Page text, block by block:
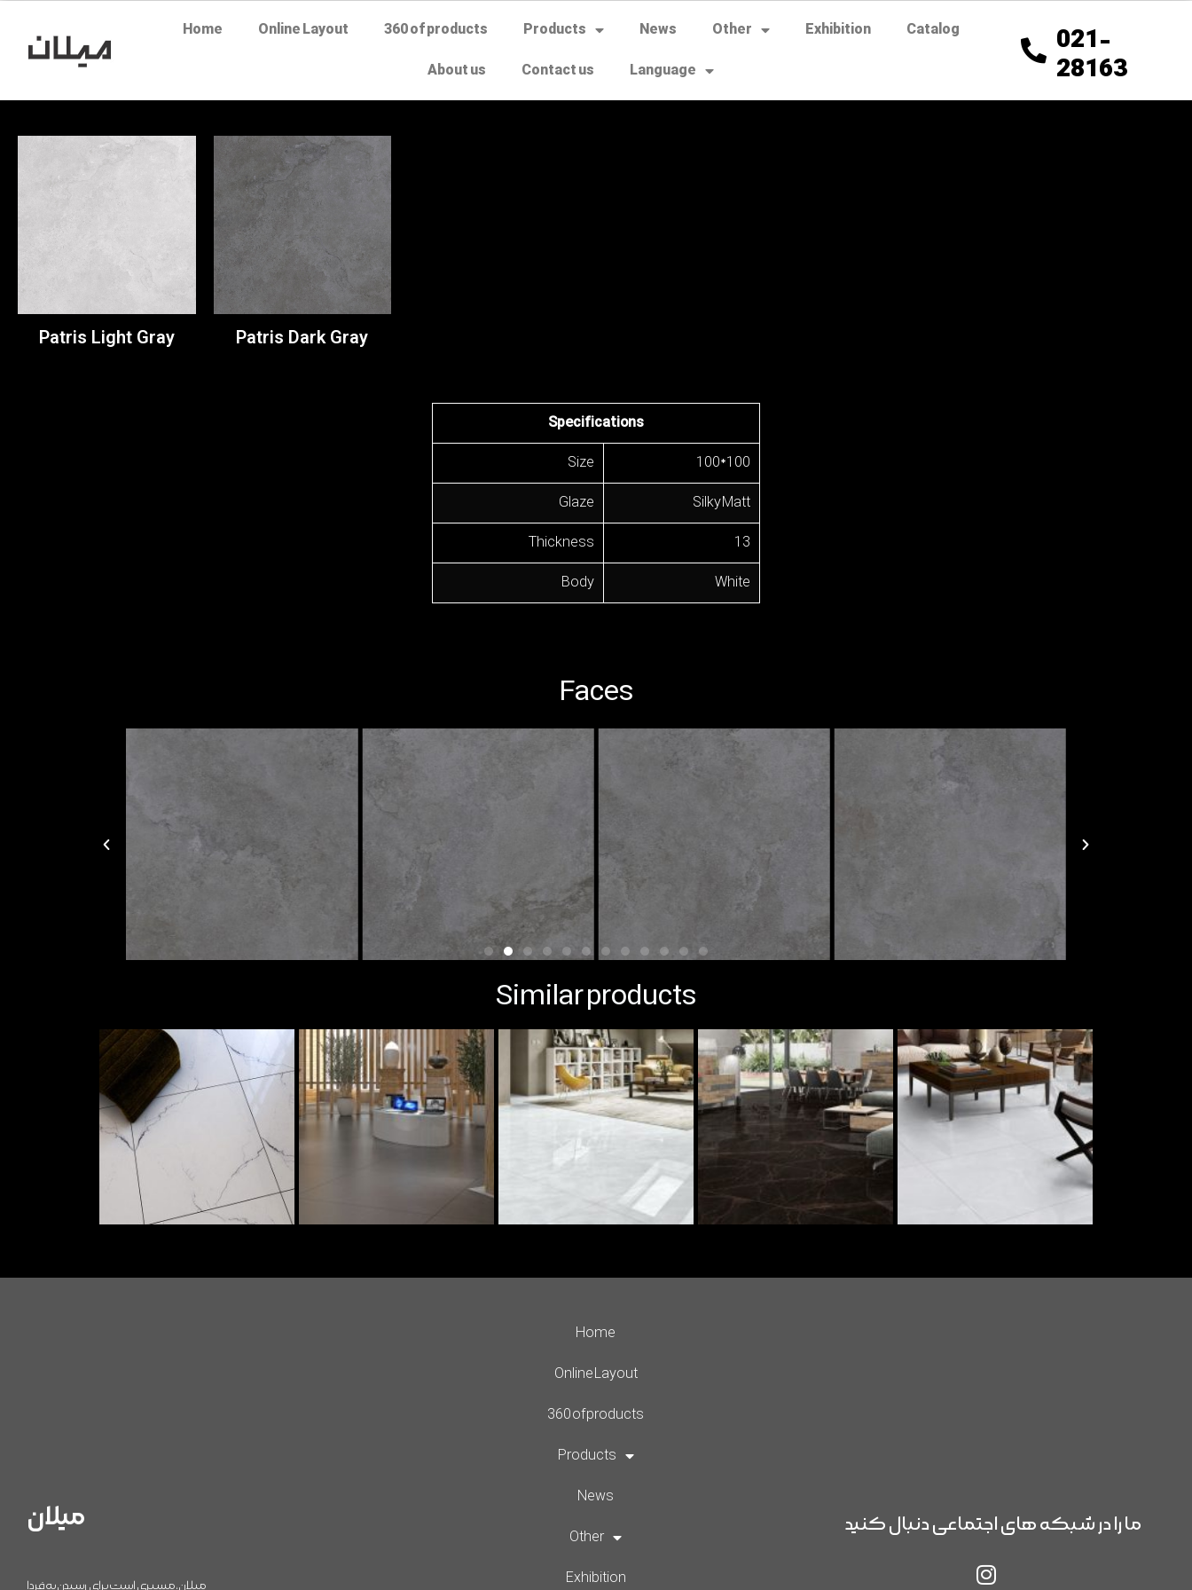
Home Online Layout 360 of products Products News Other Exhibition Catalog
About us Contact us Language
021-
28163
Patris Light Gray Patris Dark Gray
Specifications
Size 100*100
Glaze Silky Matt
Thickness 13
Body White
Faces
Similar products
میلان
میلان، مسیری است برای رسیدن به فردا
Home
Online Layout
360 of products
Products
News
Other
Exhibition
ما را در شبکه های اجتماعی دنبال کنید